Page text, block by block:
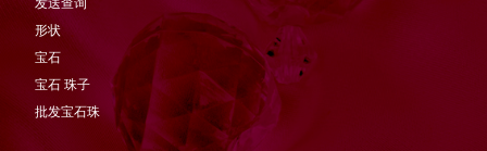
形状
宝石
宝石 珠子
批发宝石珠